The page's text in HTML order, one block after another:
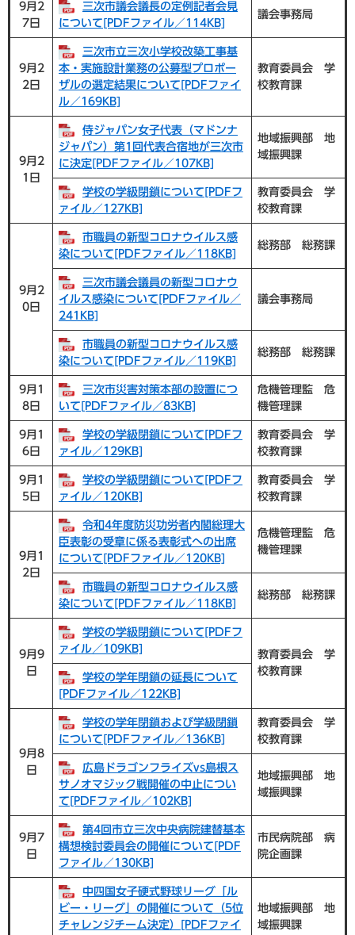
9月2
7日
三次市議会議長の定例記者会見
について[PDFファイル／114KB]
議会事務局
9月2
2日
三次市立三次小学校改築工事基
本・実施設計業務の公募型プロポー
ザルの選定結果について[PDFファイ
ル／169KB]
教育委員会 学
校教育課
9月2
1日
侍ジャパン女子代表（マドンナ
ジャパン）第1回代表合宿地が三次市
に決定[PDFファイル／107KB]
地域振興部 地
域振興課
学校の学級閉鎖について[PDFフ
ァイル／127KB]
教育委員会 学
校教育課
9月2
0日
市職員の新型コロナウイルス感
染について[PDFファイル／118KB]
総務部 総務課
三次市議会議員の新型コロナウ
イルス感染について[PDFファイル／
241KB]
議会事務局
市職員の新型コロナウイルス感
染について[PDFファイル／119KB]
総務部 総務課
9月1
8日
三次市災害対策本部の設置につ
いて[PDFファイル／83KB]
危機管理監 危
機管理課
9月1
6日
学校の学級閉鎖について[PDFフ
ァイル／129KB]
教育委員会 学
校教育課
9月1
5日
学校の学級閉鎖について[PDFフ
ァイル／120KB]
教育委員会 学
校教育課
9月1
2日
令和4年度防災功労者内閣総理大
臣表彰の受章に係る表彰式への出席
について[PDFファイル／120KB]
危機管理監 危
機管理課
市職員の新型コロナウイルス感
染について[PDFファイル／118KB]
総務部 総務課
9月9
日
学校の学級閉鎖について[PDFフ
ァイル／109KB]
教育委員会 学
校教育課
学校の学年閉鎖の延長について
[PDFファイル／122KB]
9月8
日
学校の学年閉鎖および学級閉鎖
について[PDFファイル／136KB]
教育委員会 学
校教育課
広島ドラゴンフライズvs島根ス
サノオマジック戦開催の中止につい
て[PDFファイル／102KB]
地域振興部 地
域振興課
9月7
日
第4回市立三次中央病院建替基本
構想検討委員会の開催について[PDF
ファイル／130KB]
市民病院部 病
院企画課
中四国女子硬式野球リーグ「ル
ビー・リーグ」の開催について（5位
チャレンジチーム決定）[PDFファイ
地域振興部 地
域振興課